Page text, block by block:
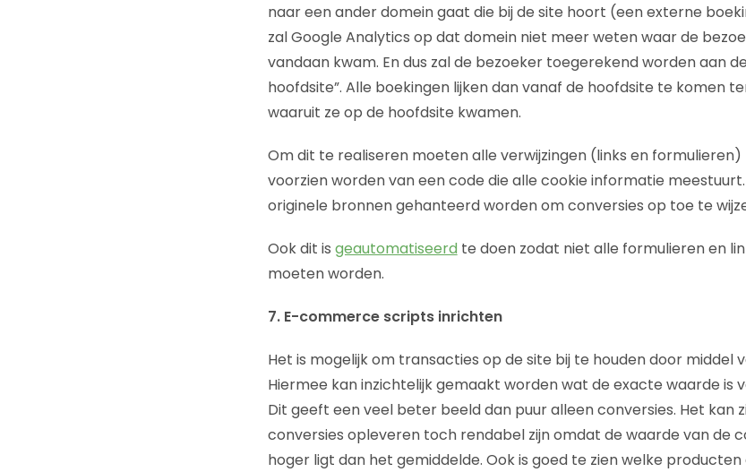
naar een ander domein gaat die bij de site hoort (een externe
zal Google Analytics op dat domein niet meer weten waar de
vandaan kwam. En dus zal de bezoeker toegerekend worden aan
hoofdsite”. Alle boekingen lijken dan vanaf de hoofdsite te komen
waaruit ze op de hoofdsite kwamen.
Om dit te realiseren moeten alle verwijzingen (links en
voorzien worden van een code die alle cookie informatie
originele bronnen gehanteerd worden om conversies op toe te
Ook dit is geautomatiseerd te doen zodat niet alle formulieren en
moeten worden.
7. E-commerce scripts inrichten
Het is mogelijk om transacties op de site bij te houden door
Hiermee kan inzichtelijk gemaakt worden wat de exacte waarde is
Dit geeft een veel beter beeld dan puur alleen conversies. Het kan
conversies opleveren toch rendabel zijn omdat de waarde van de
hoger ligt dan het gemiddelde. Ook is goed te zien welke